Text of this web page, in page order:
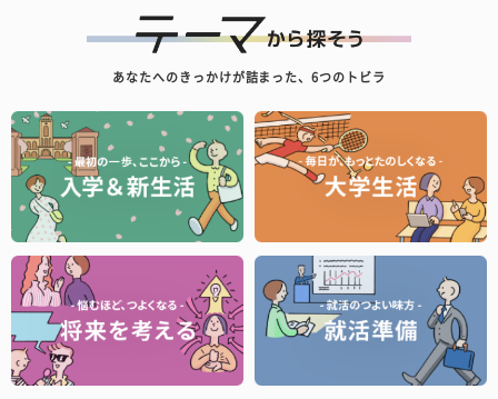
あなたへのきっかけが詰まった、6つのトビラ